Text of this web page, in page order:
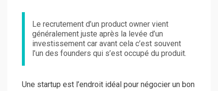
Le recrutement d’un product owner vient
généralement juste après la levée d’un
investissement car avant cela c’est souvent
l’un des founders qui s’est occupé du produit.
Une startup est l’endroit idéal pour négocier un bon